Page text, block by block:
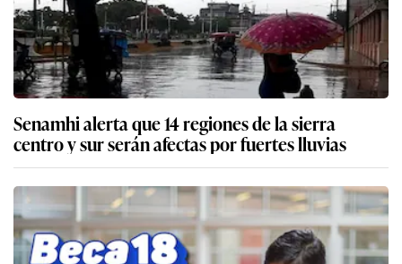
Senamhi alerta que 14 regiones de la sierra
centro y sur serán afectas por fuertes lluvias